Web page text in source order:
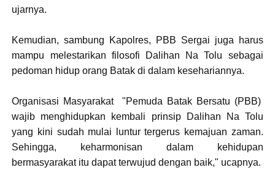
ujarnya.
Kemudian, sambung Kapolres, PBB Sergai juga harus
mampu melestarikan filosofi Dalihan Na Tolu sebagai
pedoman hidup orang Batak di dalam kesehariannya.
Organisasi Masyarakat "Pemuda Batak Bersatu (PBB)
wajib menghidupkan kembali prinsip Dalihan Na Tolu
yang kini sudah mulai luntur tergerus kemajuan zaman.
Sehingga, keharmonisan dalam kehidupan
bermasyarakat itu dapat terwujud dengan baik," ucapnya.